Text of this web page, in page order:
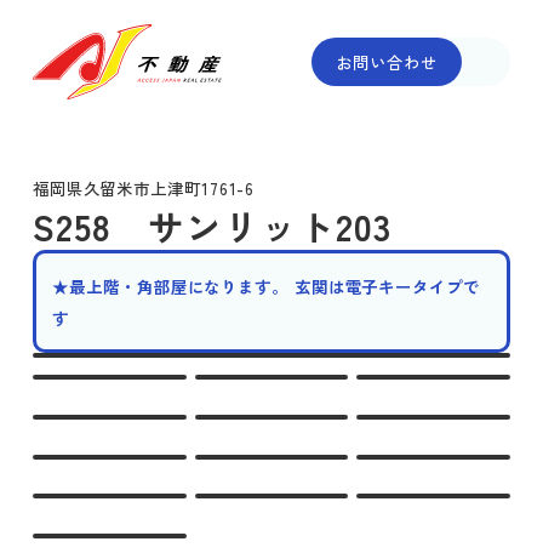
お問い合わせ
福岡県久留米市上津町1761-6
S258 サンリット203
★最上階・角部屋になります。 玄関は電子キータイプで
す